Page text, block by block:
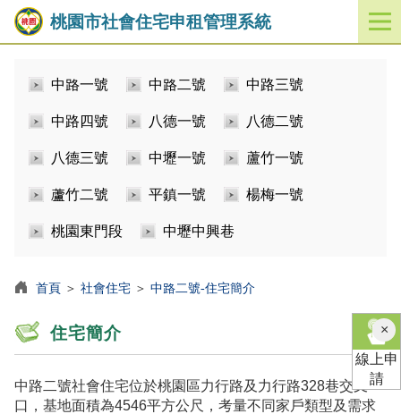
桃園市社會住宅申租管理系統
開
啟
中路一號 中路二號 中路三號
中路四號 八德一號 八德二號
八德三號 中壢一號 蘆竹一號
蘆竹二號 平鎮一號 楊梅一號
桃園東門段 中壢中興巷
首頁 ＞ 社會住宅 ＞ 中路二號-住宅簡介
住宅簡介
中路二號社會住宅位於桃園區力行路及力行路328巷交叉
口，基地面積為4546平方公尺，考量不同家戶類型及需求
×關
閉
線上申
請